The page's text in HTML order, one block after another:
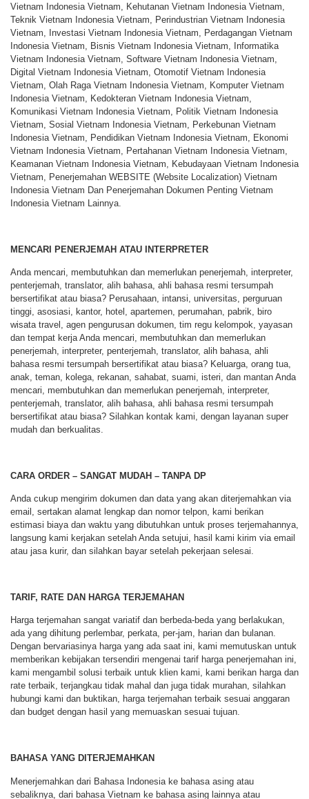
Vietnam Indonesia Vietnam, Kehutanan Vietnam Indonesia Vietnam,
Teknik Vietnam Indonesia Vietnam, Perindustrian Vietnam Indonesia
Vietnam, Investasi Vietnam Indonesia Vietnam, Perdagangan Vietnam
Indonesia Vietnam, Bisnis Vietnam Indonesia Vietnam, Informatika
Vietnam Indonesia Vietnam, Software Vietnam Indonesia Vietnam,
Digital Vietnam Indonesia Vietnam, Otomotif Vietnam Indonesia
Vietnam, Olah Raga Vietnam Indonesia Vietnam, Komputer Vietnam
Indonesia Vietnam, Kedokteran Vietnam Indonesia Vietnam,
Komunikasi Vietnam Indonesia Vietnam, Politik Vietnam Indonesia
Vietnam, Sosial Vietnam Indonesia Vietnam, Perkebunan Vietnam
Indonesia Vietnam, Pendidikan Vietnam Indonesia Vietnam, Ekonomi
Vietnam Indonesia Vietnam, Pertahanan Vietnam Indonesia Vietnam,
Keamanan Vietnam Indonesia Vietnam, Kebudayaan Vietnam Indonesia
Vietnam, Penerjemahan WEBSITE (Website Localization) Vietnam
Indonesia Vietnam Dan Penerjemahan Dokumen Penting Vietnam
Indonesia Vietnam Lainnya.
MENCARI PENERJEMAH ATAU INTERPRETER
Anda mencari, membutuhkan dan memerlukan penerjemah, interpreter,
penterjemah, translator, alih bahasa, ahli bahasa resmi tersumpah
bersertifikat atau biasa? Perusahaan, intansi, universitas, perguruan
tinggi, asosiasi, kantor, hotel, apartemen, perumahan, pabrik, biro
wisata travel, agen pengurusan dokumen, tim regu kelompok, yayasan
dan tempat kerja Anda mencari, membutuhkan dan memerlukan
penerjemah, interpreter, penterjemah, translator, alih bahasa, ahli
bahasa resmi tersumpah bersertifikat atau biasa? Keluarga, orang tua,
anak, teman, kolega, rekanan, sahabat, suami, isteri, dan mantan Anda
mencari, membutuhkan dan memerlukan penerjemah, interpreter,
penterjemah, translator, alih bahasa, ahli bahasa resmi tersumpah
bersertifikat atau biasa? Silahkan kontak kami, dengan layanan super
mudah dan berkualitas.
CARA ORDER – SANGAT MUDAH – TANPA DP
Anda cukup mengirim dokumen dan data yang akan diterjemahkan via
email, sertakan alamat lengkap dan nomor telpon, kami berikan
estimasi biaya dan waktu yang dibutuhkan untuk proses terjemahannya,
langsung kami kerjakan setelah Anda setujui, hasil kami kirim via email
atau jasa kurir, dan silahkan bayar setelah pekerjaan selesai.
TARIF, RATE DAN HARGA TERJEMAHAN
Harga terjemahan sangat variatif dan berbeda-beda yang berlakukan,
ada yang dihitung perlembar, perkata, per-jam, harian dan bulanan.
Dengan bervariasinya harga yang ada saat ini, kami memutuskan untuk
memberikan kebijakan tersendiri mengenai tarif harga penerjemahan ini,
kami mengambil solusi terbaik untuk klien kami, kami berikan harga dan
rate terbaik, terjangkau tidak mahal dan juga tidak murahan, silahkan
hubungi kami dan buktikan, harga terjemahan terbaik sesuai anggaran
dan budget dengan hasil yang memuaskan sesuai tujuan.
BAHASA YANG DITERJEMAHKAN
Menerjemahkan dari Bahasa Indonesia ke bahasa asing atau
sebaliknya, dari bahasa Vietnam ke bahasa asing lainnya atau